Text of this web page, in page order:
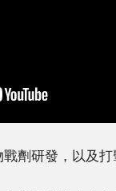
劑研發，以及